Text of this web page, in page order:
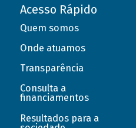
Acesso Rápido
Quem somos
Onde atuamos
Transparência
Consulta a
financiamentos
Resultados para a